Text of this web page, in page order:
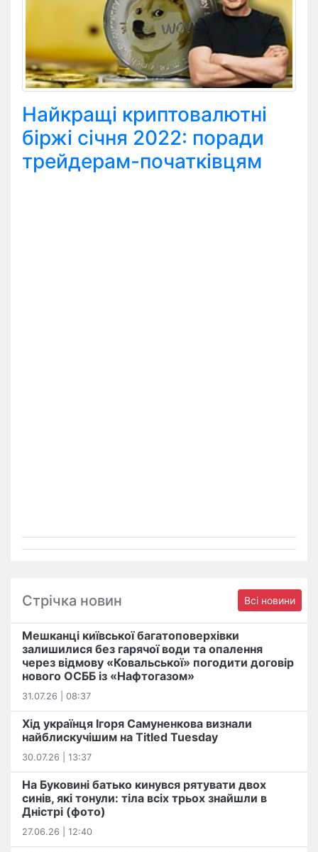
Найкращі криптовалютні
біржі січня 2022: поради
трейдерам-початківцям
Стрічка новин Всі новини
Мешканці київської багатоповерхівки
залишилися без гарячої води та опалення
через відмову «Ковальської» погодити договір
нового ОСББ із «Нафтогазом»
31.07.26 | 08:37
Хід українця Ігоря Самуненкова визнали
найблискучішим на Titled Tuesday
30.07.26 | 13:37
На Буковині батько кинувся рятувати двох
синів, які тонули: тіла всіх трьох знайшли в
Дністрі (фото)
27.06.26 | 12:40